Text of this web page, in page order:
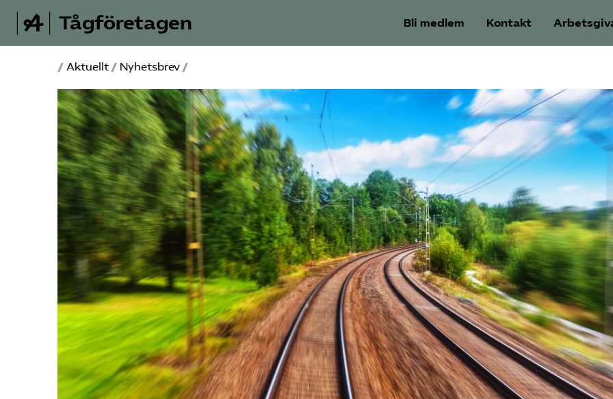
Tågföretagen Bli medlem Kontakt
/ Aktuellt / Nyhetsbrev /